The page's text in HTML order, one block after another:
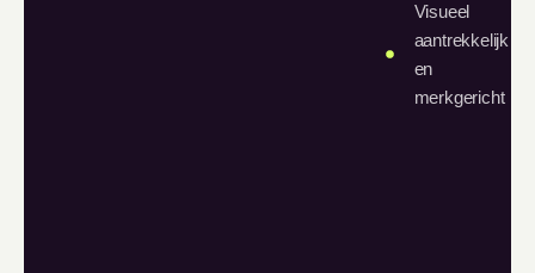
Visueel
aantrekkelijk
en
merkgericht